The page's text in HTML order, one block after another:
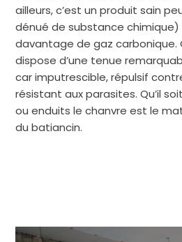
ailleurs, c’est un produit sain
dénué de substance chimique)
davantage de gaz carbonique.
dispose d’une tenue
car imputrescible, répulsif
résistant aux parasites. Qu’il
ou enduits le chanvre est le
du batiancin.